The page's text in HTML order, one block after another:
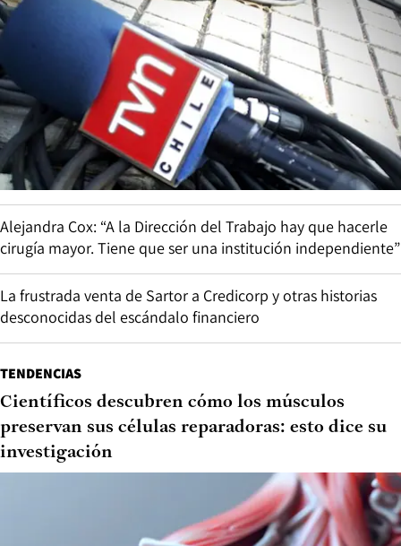
Alejandra Cox: “A la Dirección del Trabajo hay que hacerle
cirugía mayor. Tiene que ser una institución independiente”
La frustrada venta de Sartor a Credicorp y otras historias
desconocidas del escándalo financiero
TENDENCIAS
Científicos descubren cómo los músculos
preservan sus células reparadoras: esto dice su
investigación